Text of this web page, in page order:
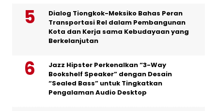
Dialog Tiongkok-Meksiko Bahas Peran
Transportasi Rel dalam Pembangunan
Kota dan Kerja sama Kebudayaan yang
Berkelanjutan
Jazz Hipster Perkenalkan “3-Way
Bookshelf Speaker” dengan Desain
“Sealed Bass” untuk Tingkatkan
Pengalaman Audio Desktop